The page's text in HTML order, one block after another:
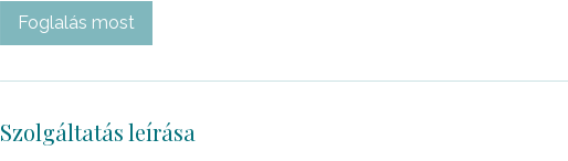
a
Foglalás most
Szolgáltatás leírása